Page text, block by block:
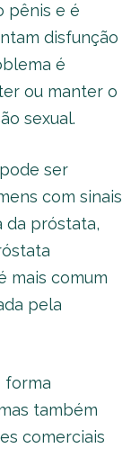
pênis e é
disfunção
é
ou manter o
sexual.
ser
com sinais
da próstata,
mais comum
pela
forma
também
comerciais